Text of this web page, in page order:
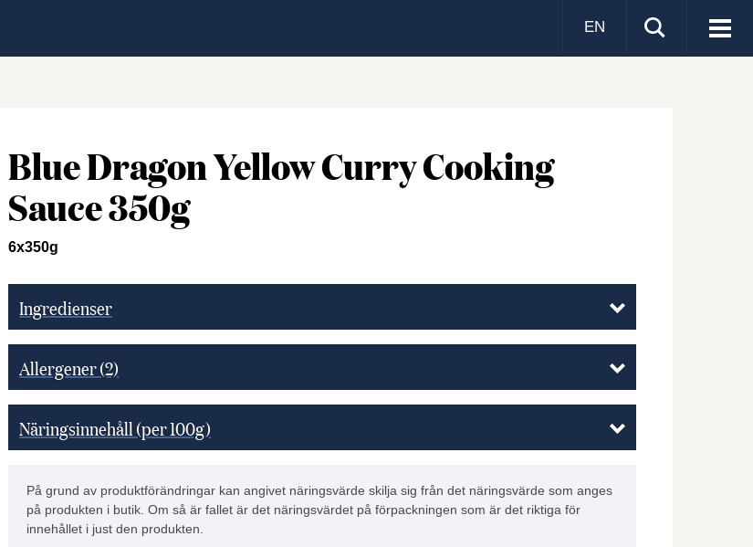
Visa
EN
Blue Dragon Yellow Curry Cooking
Sauce 350g
6x350g
Ingredienser
Allergener(2)
Näringsinnehåll (per 100g)
På grund av produktförändringar kan angivet näringsvärde skilja sig från det näringsvärde som anges
på produkten i butik. Om så är fallet är det näringsvärdet på förpackningen som är det riktiga för
innehållet i just den produkten.